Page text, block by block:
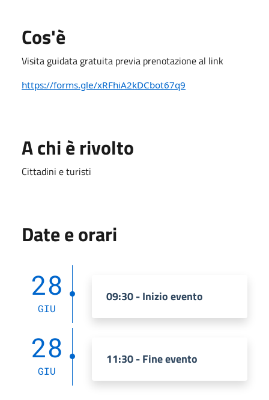
Cos'è
Visita guidata gratuita previa prenotazione al link
https://forms.gle/xRFhiA2kDCbot67q9
A chi è rivolto
Cittadini e turisti
Date e orari
28
GIU
09:30 - Inizio evento
28
GIU
11:30 - Fine evento